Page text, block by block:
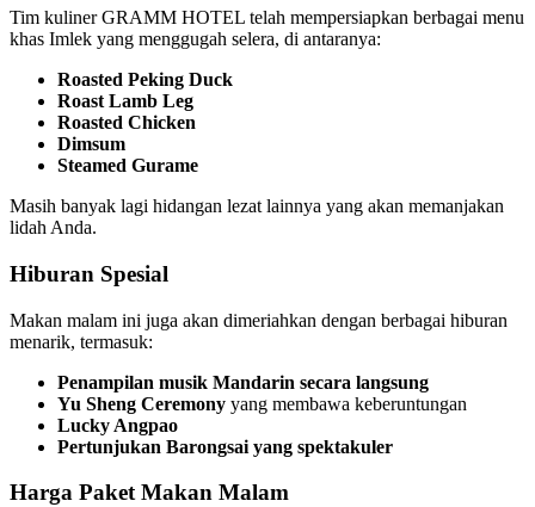
Tim kuliner GRAMM HOTEL telah mempersiapkan berbagai menu
khas Imlek yang menggugah selera, di antaranya:
Roasted Peking Duck
Roast Lamb Leg
Roasted Chicken
Dimsum
Steamed Gurame
Masih banyak lagi hidangan lezat lainnya yang akan memanjakan
lidah Anda.
Hiburan Spesial
Makan malam ini juga akan dimeriahkan dengan berbagai hiburan
menarik, termasuk:
Penampilan musik Mandarin secara langsung
Yu Sheng Ceremony yang membawa keberuntungan
Lucky Angpao
Pertunjukan Barongsai yang spektakuler
Harga Paket Makan Malam